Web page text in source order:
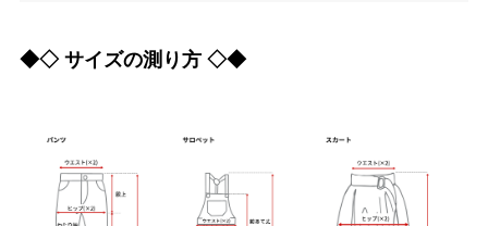
◆◇ サイズの測り方 ◇◆